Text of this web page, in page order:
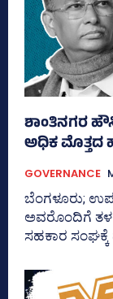
ಶಾಂತಿನಗರ
ಅಧಿಕ ಮೊತ್ತದ
GOVERNANCE
ಬೆಂಗಳೂರು;
ಅವರೊಂದಿಗೆ
ಸಹಕಾರ ಸಂಘಕ್ಕೆ